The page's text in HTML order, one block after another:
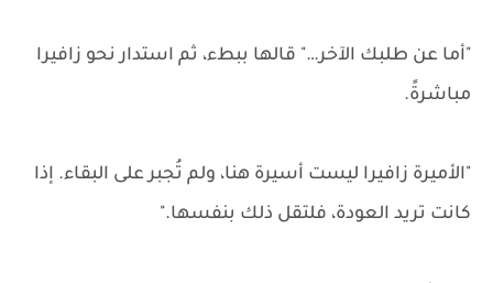
"أما عن طلبك الآخر…" قالها ببطء، ثم استدار نحو زافيرا
مباشرةً.
"الأميرة زافيرا ليست أسيرة هنا، ولم تُجبر على البقاء. إذا
كانت تريد العودة، فلتقل ذلك بنفسها."